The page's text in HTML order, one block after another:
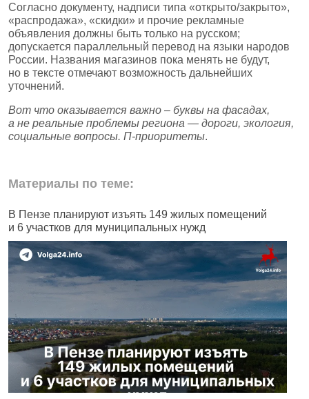
Согласно документу, надписи типа «открыто/закрыто»,
«распродажа», «скидки» и прочие рекламные
объявления должны быть только на русском;
допускается параллельный перевод на языки народов
России. Названия магазинов пока менять не будут,
но в тексте отмечают возможность дальнейших
уточнений.
Вот что оказывается важно – буквы на фасадах,
а не реальные проблемы региона — дороги, экология,
социальные вопросы. П‑приоритеты.
Материалы по теме:
В Пензе планируют изъять 149 жилых помещений
и 6 участков для муниципальных нужд